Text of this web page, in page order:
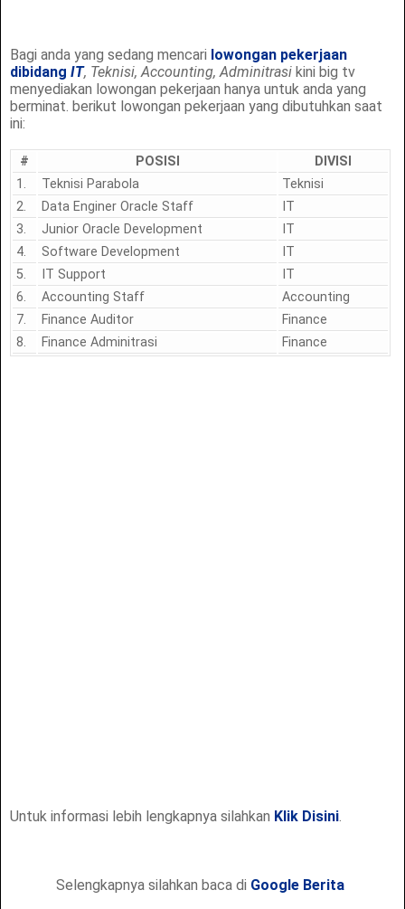
Bagi anda yang sedang mencari lowongan pekerjaan
dibidangIT, Teknisi, Accounting, Adminitrasi kini big tv
menyediakan lowongan pekerjaan hanya untuk anda yang
berminat. berikut lowongan pekerjaan yang dibutuhkan saat
ini:
# POSISI
DIVISI
1.
Teknisi Parabola
Teknisi
2.
Data Enginer Oracle Staff
IT
3.
Junior Oracle Development
IT
4.
Software Development
IT
5.
IT Support
IT
6.
Accounting Staff
Accounting
7.
Finance Auditor
Finance
8.
Finance Adminitrasi Finance
Untuk informasi lebih lengkapnya silahkan Klik Disini
Selengkapnya silahkan baca di Google Berita